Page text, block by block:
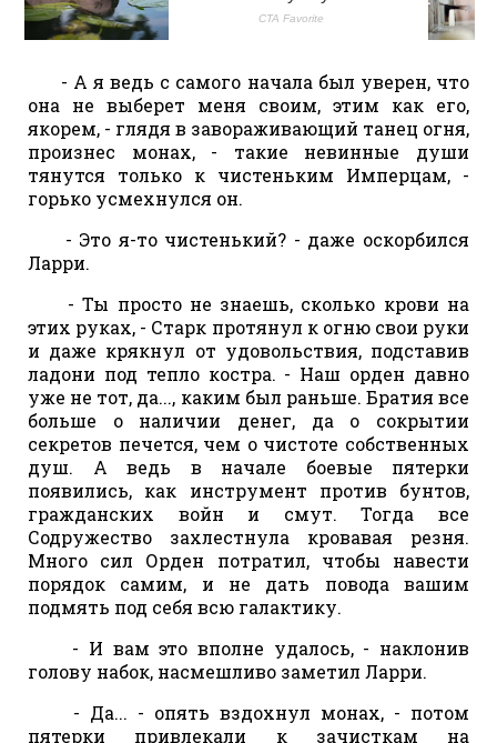
- А я ведь с самого начала был уверен, что
она не выберет меня своим, этим как его,
якорем, - глядя в завораживающий танец огня,
произнес монах, - такие невинные души
тянутся только к чистеньким Имперцам, -
горько усмехнулся он.
- Это я-то чистенький? - даже оскорбился
Ларри.
- Ты просто не знаешь, сколько крови на
этих руках, - Старк протянул к огню свои руки
и даже крякнул от удовольствия, подставив
ладони под тепло костра. - Наш орден давно
уже не тот, да..., каким был раньше. Братия все
больше о наличии денег, да о сокрытии
секретов печется, чем о чистоте собственных
душ. А ведь в начале боевые пятерки
появились, как инструмент против бунтов,
гражданских войн и смут. Тогда все
Содружество захлестнула кровавая резня.
Много сил Орден потратил, чтобы навести
порядок самим, и не дать повода вашим
подмять под себя всю галактику.
- И вам это вполне удалось, - наклонив
голову набок, насмешливо заметил Ларри.
- Да... - опять вздохнул монах, - потом
пятерки привлекали к зачисткам на